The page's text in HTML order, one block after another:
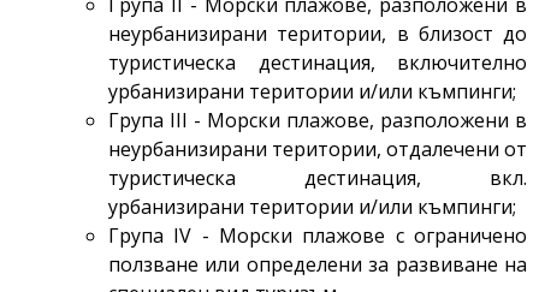
неурбанизирани територии, в близост до
туристическа дестинация, включително
урбанизирани територии и/или къмпинги;
Група III - Морски плажове, разположени в
неурбанизирани територии, отдалечени от
туристическа дестинация, вкл.
урбанизирани територии и/или къмпинги;
Група IV - Морски плажове с ограничено
ползване или определени за развиване на